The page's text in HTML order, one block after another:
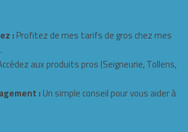
: Profitez de mes tarifs de gros chez mes
aux produits pros (Seigneurie, Tollens,
: Un simple conseil pour vous aider à